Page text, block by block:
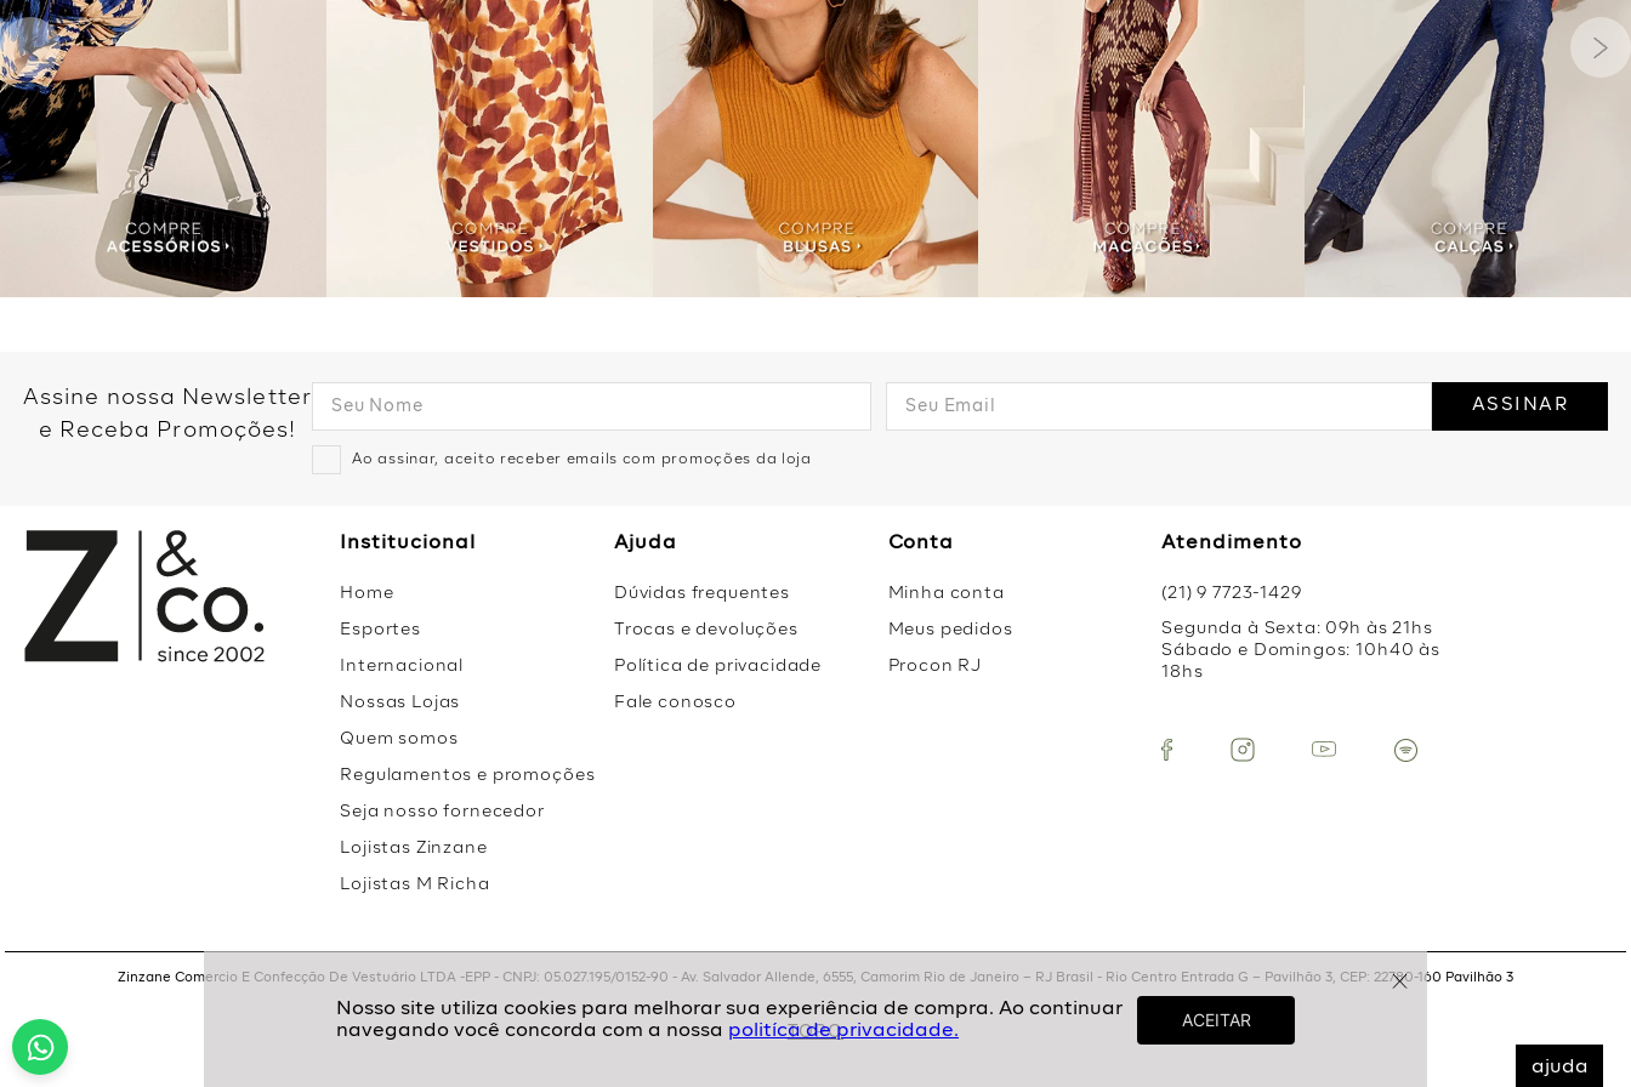
ajuda
politíca de privacidade.
Assine nossa Newsletter
e Receba Promoções!
Ao assinar, aceito receber emails com promoções da loja
ASSINAR
Institucional
Home
Esportes
Internacional
Nossas Lojas
Quem somos
Regulamentos e promoções
Seja nosso fornecedor
Lojistas Zinzane
Lojistas M Richa
Ajuda
Dúvidas frequentes
Trocas e devoluções
Política de privacidade
Fale conosco
Conta
Minha conta
Meus pedidos
Procon RJ
Atendimento
(21) 9 7723-1429
Segunda à Sexta: 09h às 21hs
Sábado e Domingos: 10h40 às
18hs
Zinzane Comercio E Confecção De Vestuário LTDA -EPP - CNPJ: 05.027.195/0152-90 - Av. Salvador Allende, 6555, Camorim Rio de Janeiro – RJ Brasil - Rio Centro Entrada G – Pavilhão 3, CEP: 22780-160 Pavilhão 3
TOPO